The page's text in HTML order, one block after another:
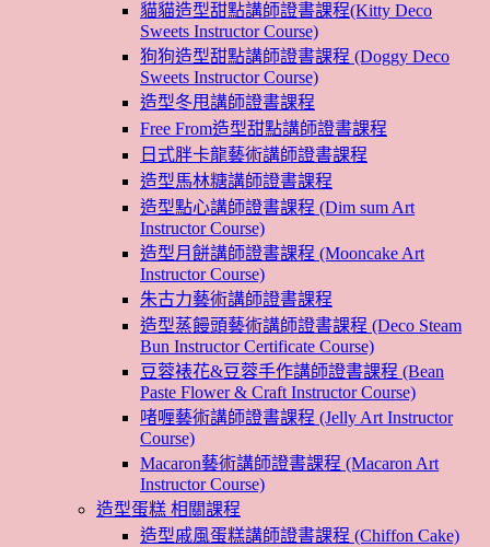
貓貓造型甜點講師證書課程(Kitty Deco
Sweets Instructor Course)
狗狗造型甜點講師證書課程 (Doggy Deco
Sweets Instructor Course)
造型冬甩講師證書課程
Free From造型甜點講師證書課程
日式胖卡龍藝術講師證書課程
造型馬林糖講師證書課程
造型點心講師證書課程 (Dim sum Art
Instructor Course)
造型月餅講師證書課程 (Mooncake Art
Instructor Course)
朱古力藝術講師證書課程
造型蒸饅頭藝術講師證書課程 (Deco Steam
Bun Instructor Certificate Course)
豆蓉裱花&豆蓉手作講師證書課程 (Bean
Paste Flower & Craft Instructor Course)
啫喱藝術講師證書課程 (Jelly Art Instructor
Course)
Macaron藝術講師證書課程 (Macaron Art
Instructor Course)
造型蛋糕 相關課程
造型戚風蛋糕講師證書課程 (Chiffon Cake)